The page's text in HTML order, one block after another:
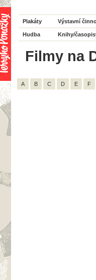
Plakáty Výstavní
Hudba Knihy/
Filmy na
A B C D E F